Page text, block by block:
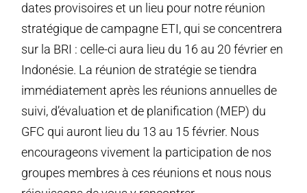
dates provisoires et un lieu pour notre réunion
stratégique de campagne ETI, qui se concentrera
sur la BRI : celle-ci aura lieu du 16 au 20 février en
Indonésie. La réunion de stratégie se tiendra
immédiatement après les réunions annuelles de
suivi, d’évaluation et de planification (MEP) du
GFC qui auront lieu du 13 au 15 février. Nous
encourageons vivement la participation de nos
groupes membres à ces réunions et nous nous